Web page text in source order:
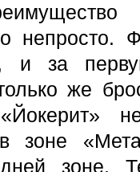
непросто.
и за
же
зоне
зоне.